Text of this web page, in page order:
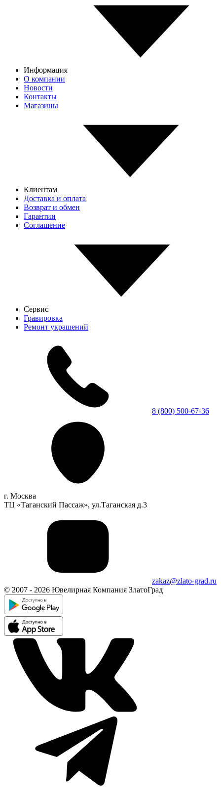
Информация
О компании
Новости
Контакты
Магазины
Клиентам
Доставка и оплата
Возврат и обмен
Гарантии
Соглашение
Сервис
Гравировка
Ремонт украшений
8 (800) 500-67-36
г. Москва
ТЦ «Таганский Пассаж», ул.Таганская д.3
zakaz@zlato-grad.ru
© 2007 - 2026 Ювелирная Компания ЗлатоГрад